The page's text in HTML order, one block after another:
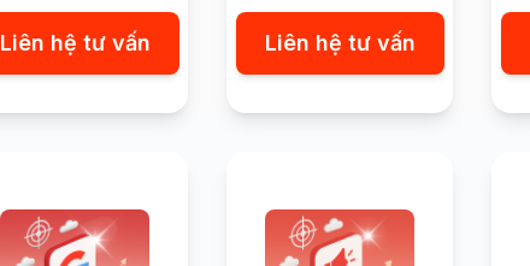
Liên hệ tư vấn Liên hệ tư vấn